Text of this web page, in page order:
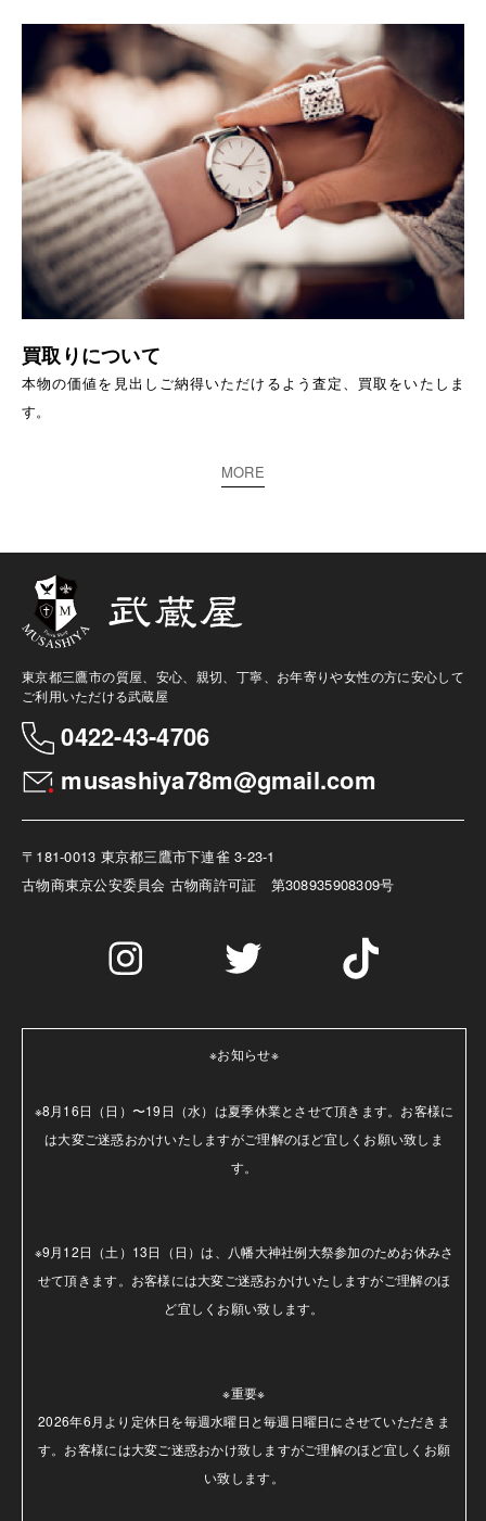
買取りについて
本物の価値を見出しご納得いただけるよう査定、買取をいたしま
す。
MORE
東京都三鷹市の質屋、安心、親切、丁寧、お年寄りや女性の方に安心して
ご利用いただける武蔵屋
0422-43-4706
musashiya78m@gmail.com
〒181-0013 東京都三鷹市下連雀 3-23-1
古物商東京公安委員会 古物商許可証 第308935908309号
※お知らせ※
※8月16日（日）〜19日（水）は夏季休業とさせて頂きます。お客様に
は大変ご迷惑おかけいたしますがご理解のほど宜しくお願い致しま
す。
※9月12日（土）13日（日）は、八幡大神社例大祭参加のためお休みさ
せて頂きます。お客様には大変ご迷惑おかけいたしますがご理解のほ
ど宜しくお願い致します。
※重要※
2026年6月より定休日を毎週水曜日と毎週日曜日にさせていただきま
す。お客様には大変ご迷惑おかけ致しますがご理解のほど宜しくお願
い致します。